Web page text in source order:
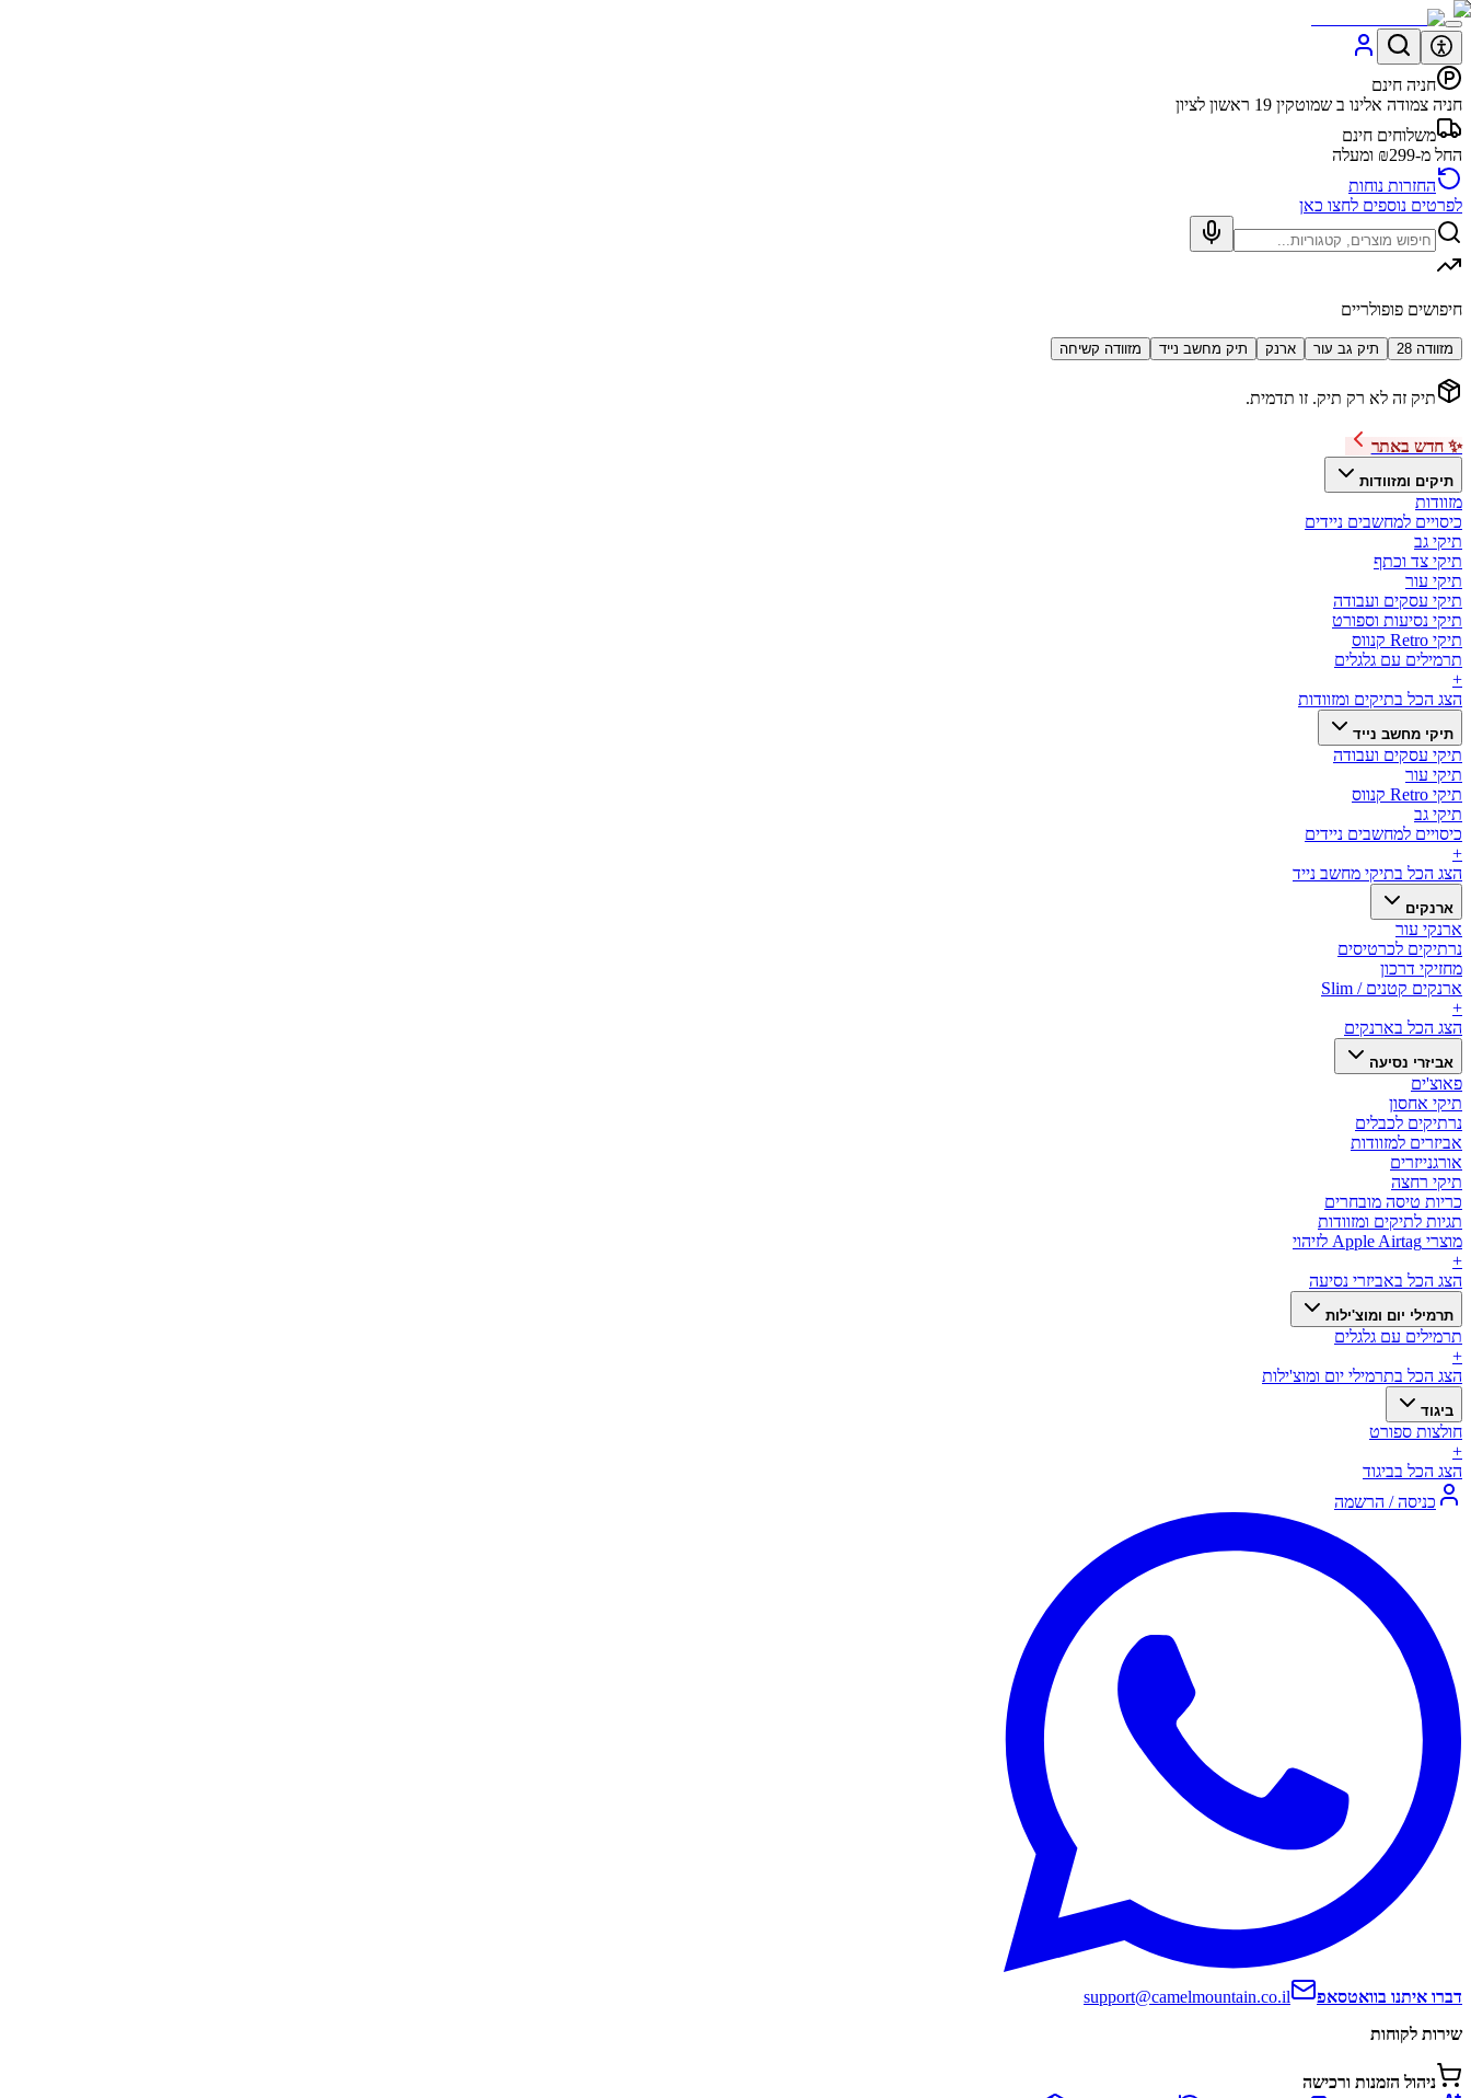
חניה חינם
חניה צמודה אלינו ב שמוטקין 19 ראשון לציון
משלוחים חינם
החל מ-₪299 ומעלה
החזרות נוחות
לפרטים נוספים לחצו כאן
חיפושים פופולריים
מזוודה 28 תיק גב עור ארנק תיק מחשב נייד מזוודה קשיחה
תיק זה לא רק תיק. זו תדמית.
✨ חדש באתר
תיקים ומזוודות
מזוודות
כיסויים למחשבים ניידים
תיקי גב
תיקי צד וכתף
תיקי עור
תיקי עסקים ועבודה
תיקי נסיעות וספורט
תיקי Retro קנווס
תרמילים עם גלגלים
+
הצג הכל בתיקים ומזוודות
תיקי מחשב נייד
תיקי עסקים ועבודה
תיקי עור
תיקי Retro קנווס
תיקי גב
כיסויים למחשבים ניידים
+
הצג הכל בתיקי מחשב נייד
ארנקים
ארנקי עור
נרתיקים לכרטיסים
מחזיקי דרכון
ארנקים קטנים / Slim
+
הצג הכל בארנקים
אביזרי נסיעה
פאוצ'ים
תיקי אחסון
נרתיקים לכבלים
אביזרים למזוודות
אורגנייזרים
תיקי רחצה
כריות טיסה מובחרים
תגיות לתיקים ומזוודות
מוצרי Apple Airtag לזיהוי
+
הצג הכל באביזרי נסיעה
תרמילי יום ומוצ'ילות
תרמילים עם גלגלים
+
הצג הכל בתרמילי יום ומוצ'ילות
ביגוד
חולצות ספורט
+
הצג הכל בביגוד
כניסה / הרשמה
דברו איתנו בוואטסאפ
support@camelmountain.co.il
שירות לקוחות
ניהול הזמנות ורכישה